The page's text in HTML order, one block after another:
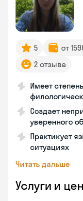
5 от
2 отзыва
Имеет
Создает
уверенного
Практикует
ситуациях
Читать дальше
Услуги и